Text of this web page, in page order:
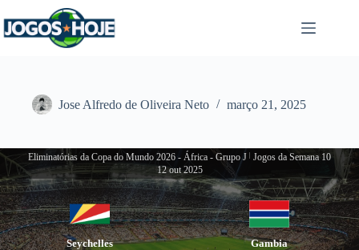
para
o
Jose Alfredo de Oliveira Neto março 21, 2025
Eliminatórias da Copa do Mundo 2026 - África - Grupo J Jogos da Semana 10
12 out 2025
Seychelles Gambia